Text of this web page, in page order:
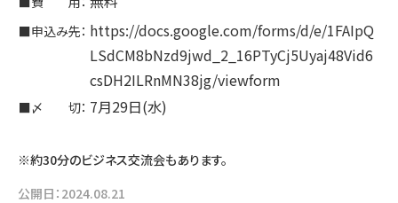
■申込み先： https://docs.google.com/forms/d/e/1FAIpQ
LSdCM8bNzd9jwd_2_16PTyCj5Uyaj48Vid6
csDH2ILRnMN38jg/viewform
■〆 切： 7月29日(水)
※約30分のビジネス交流会もあります。
公開日： 2024.08.21